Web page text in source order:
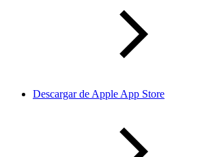
Descargar de Apple App Store